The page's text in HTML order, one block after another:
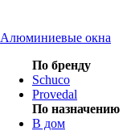
Алюминиевые окна
По бренду
Schuco
Provedal
По назначению
В дом